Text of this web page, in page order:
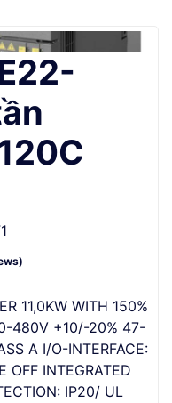
11,0KW WITH 150%
480V +10/-20% 47-
A I/O-INTERFACE:
OFF INTEGRATED
IP20/ UL